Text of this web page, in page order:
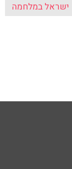
ישראל במלחמה